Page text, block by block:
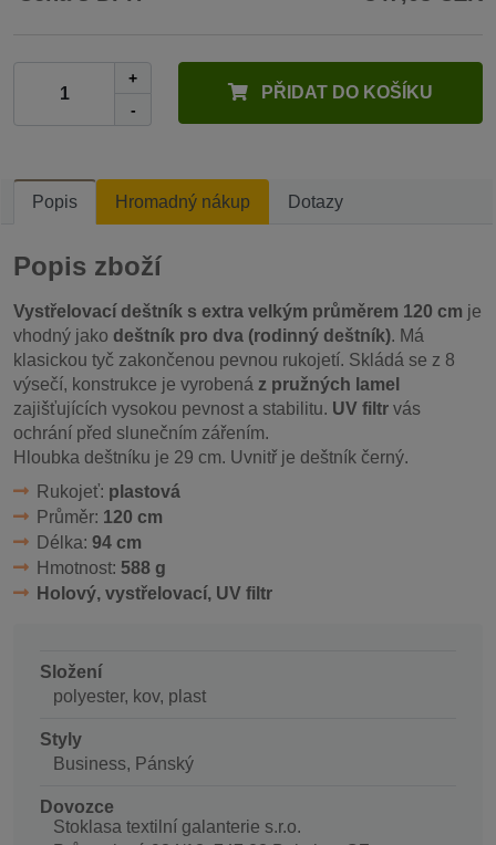
+
-
PŘIDAT DO KOŠÍKU
Popis Hromadný nákup Dotazy
Popis zboží
Vystřelovací deštník s extra velkým průměrem 120 cm je
vhodný jako deštník pro dva (rodinný deštník). Má
klasickou tyč zakončenou pevnou rukojetí. Skládá se z 8
výsečí, konstrukce je vyrobená z pružných lamel
zajišťujících vysokou pevnost a stabilitu. UV filtr vás
ochrání před slunečním zářením.
Hloubka deštníku je 29 cm. Uvnitř je deštník černý.
Rukojeť: plastová
Průměr: 120 cm
Délka: 94 cm
Hmotnost: 588 g
Holový, vystřelovací, UV filtr
Složení
polyester, kov, plast
Styly
Business, Pánský
Dovozce
Stoklasa textilní galanterie s.r.o.